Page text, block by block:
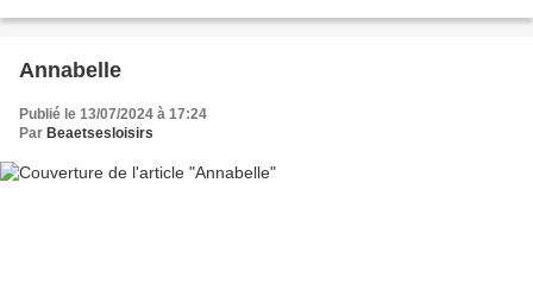
Annabelle
Publié le 13/07/2024 à 17:24
Par Beaetsesloisirs